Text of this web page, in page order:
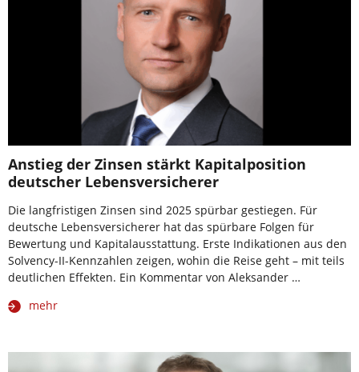
Anstieg der Zinsen stärkt Kapitalposition
deutscher Lebensversicherer
Die langfristigen Zinsen sind 2025 spürbar gestiegen. Für
deutsche Lebensversicherer hat das spürbare Folgen für
Bewertung und Kapitalausstattung. Erste Indikationen aus den
Solvency-II-Kennzahlen zeigen, wohin die Reise geht – mit teils
deutlichen Effekten. Ein Kommentar von Aleksander …
mehr